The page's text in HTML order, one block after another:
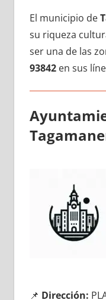
El municipio dе
su riqueza
ser una dе las
93842en sus
📌 Dirección: